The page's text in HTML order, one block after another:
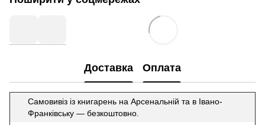
Доставка Оплата
Самовивіз із книгарень на Арсенальній та в Івано-
Франківську — безкоштовно.